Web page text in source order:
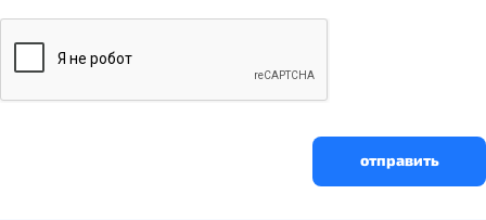
отправить